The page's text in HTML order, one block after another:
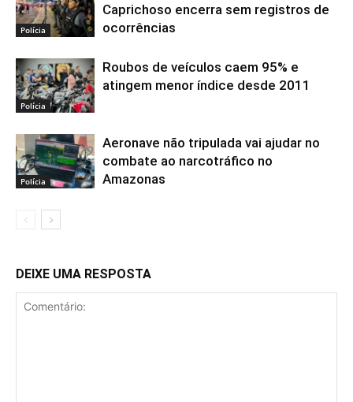
Polícia
Caprichoso encerra sem registros de
ocorrências
Polícia
Roubos de veículos caem 95% e
atingem menor índice desde 2011
Polícia
Aeronave não tripulada vai ajudar no
combate ao narcotráfico no
Amazonas
DEIXE UMA RESPOSTA